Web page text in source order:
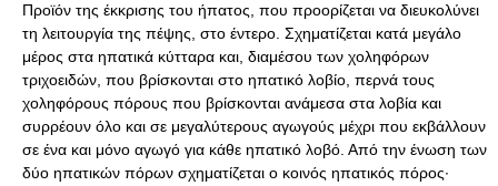
Προϊόν της έκκρισης του ήπατος, που προορίζεται να διευκολύνει
τη λειτουργία της πέψης, στο έντερο. Σχηματίζεται κατά μεγάλο
μέρος στα ηπατικά κύτταρα και, διαμέσου των χοληφόρων
τριχοειδών, που βρίσκονται στο ηπατικό λοβίο, περνά τους
χοληφόρους πόρους που βρίσκονται ανάμεσα στα λοβία και
συρρέουν όλο και σε μεγαλύτερους αγωγούς μέχρι που εκβάλλουν
σε ένα και μόνο αγωγό για κάθε ηπατικό λοβό. Από την ένωση των
δύο ηπατικών πόρων σχηματίζεται ο κοινός ηπατικός πόρος·